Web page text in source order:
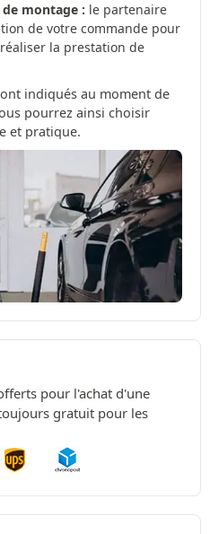
montage : le partenaire
de votre commande pour
la prestation de
indiqués au moment de
pourrez ainsi choisir
et pratique.
pour l'achat d'une
gratuit pour les